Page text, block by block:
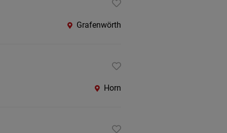
Grafenwörth
Horn